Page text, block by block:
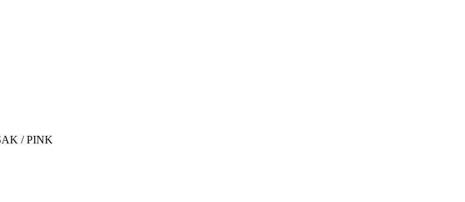
/ PINK